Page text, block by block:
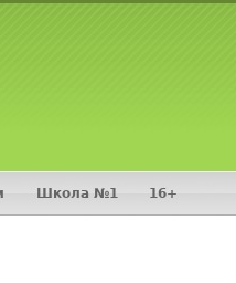
Школа №1 16+